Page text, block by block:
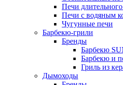
Печи
Печи с водяным
Чугунные печи
Барбекю-грили
Бренды
Барбекю
Барбекю и
Гриль из
Дымоходы